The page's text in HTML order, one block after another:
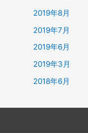
2019年8月
2019年7月
2019年6月
2019年3月
2018年6月